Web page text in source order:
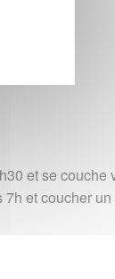
et se couche
et coucher